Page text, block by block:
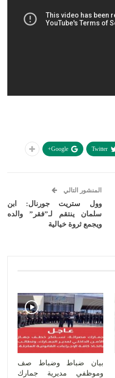
Twitter
Google+
المنشور التالي
وول ستريت جورنال: ابن
سلمان ينتقم لـ”فقر” والده
ويجمع ثروة خيالية
بيان ضباط وضباط صف
وموظفي مديرية جمارك